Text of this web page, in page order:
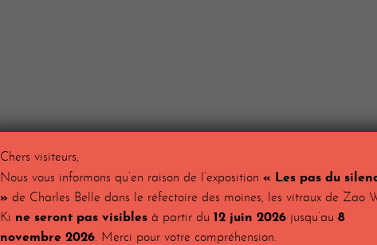
Chers visiteurs,
Nous vous informons qu’en raison de l’exposition« Les pas du
» de Charles Belle dans le réfectoire des moines, les vitraux de Zao
Ki ne seront pas visibles à partir du 12 juin 2026 jusqu’au8
novembre 2026. Merci pour votre compréhension.